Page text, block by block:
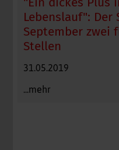
Lebenslauf": Der
September zwei
Stellen
31.05.2019
...mehr